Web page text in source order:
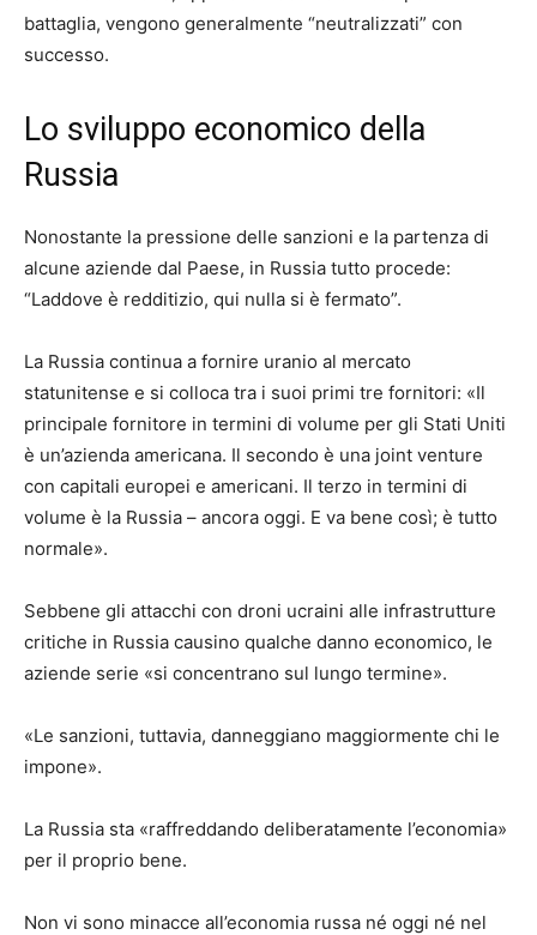
battaglia, vengono generalmente “neutralizzati” con
successo.
Lo sviluppo economico della
Russia
Nonostante la pressione delle sanzioni e la partenza di
alcune aziende dal Paese, in Russia tutto procede:
“Laddove è redditizio, qui nulla si è fermato”.
La Russia continua a fornire uranio al mercato
statunitense e si colloca tra i suoi primi tre fornitori: «Il
principale fornitore in termini di volume per gli Stati Uniti
è un’azienda americana. Il secondo è una joint venture
con capitali europei e americani. Il terzo in termini di
volume è la Russia – ancora oggi. E va bene così; è tutto
normale».
Sebbene gli attacchi con droni ucraini alle infrastrutture
critiche in Russia causino qualche danno economico, le
aziende serie «si concentrano sul lungo termine».
«Le sanzioni, tuttavia, danneggiano maggiormente chi le
impone».
La Russia sta «raffreddando deliberatamente l’economia»
per il proprio bene.
Non vi sono minacce all’economia russa né oggi né nel